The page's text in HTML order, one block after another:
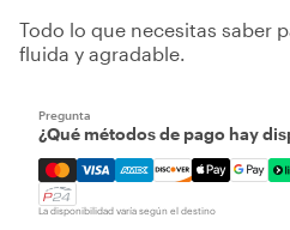
Todo lo que necesitas saber
fluida y agradable.
Pregunta
¿Qué métodos de pago hay
Mastercard, Visa, Amex,
La disponibilidad varía según el destino